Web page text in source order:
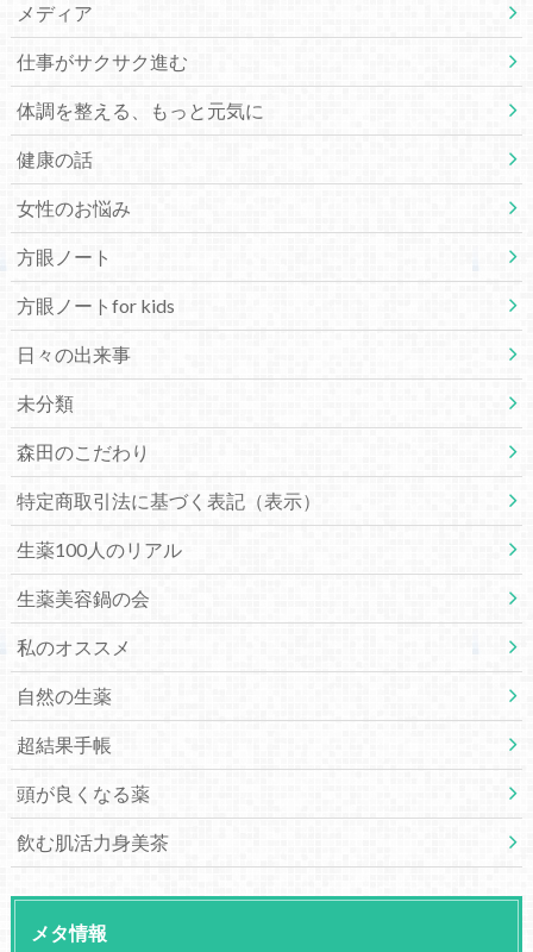
メディア
仕事がサクサク進む
体調を整える、もっと元気に
健康の話
女性のお悩み
方眼ノート
方眼ノートfor kids
日々の出来事
未分類
森田のこだわり
特定商取引法に基づく表記（表示）
生薬100人のリアル
生薬美容鍋の会
私のオススメ
自然の生薬
超結果手帳
頭が良くなる薬
飲む肌活力身美茶
メタ情報